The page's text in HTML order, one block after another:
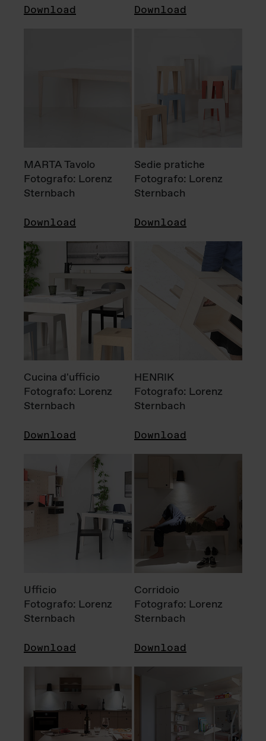
Download Download
MARTA Tavolo
Fotografo: Lorenz
Sternbach
Download
Sedie pratiche
Fotografo: Lorenz
Sternbach
Download
Cucina d'ufficio
Fotografo: Lorenz
Sternbach
Download
HENRIK
Fotografo: Lorenz
Sternbach
Download
Ufficio
Fotografo: Lorenz
Sternbach
Download
Corridoio
Fotografo: Lorenz
Sternbach
Download